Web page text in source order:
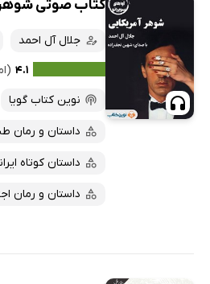
کتاب صوتی شوهر
جلال آل احمد
۴.۱
نوین کتاب گویا
داستان و رمان
داستان کوتاه
داستان و رمان